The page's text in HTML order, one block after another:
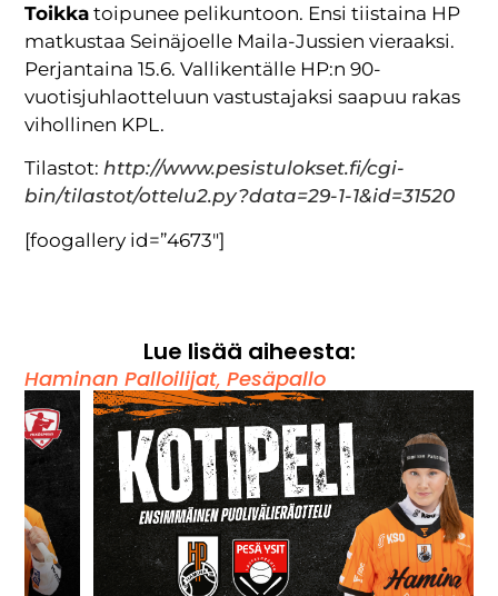
Toikka toipunee pelikuntoon. Ensi tiistaina HP
matkustaa Seinäjoelle Maila-Jussien vieraaksi.
Perjantaina 15.6. Vallikentälle HP:n 90-
vuotisjuhlaotteluun vastustajaksi saapuu rakas
vihollinen KPL.
Tilastot:http://www.pesistulokset.fi/cgi-
bin/tilastot/ottelu2.py?data=29-1-1&id=31520
[foogallery id=”4673″]
Lue lisää aiheesta:
Haminan Palloilijat,Pesäpallo